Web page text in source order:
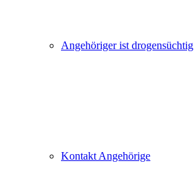
Angehöriger ist drogensüchtig
Kontakt Angehörige